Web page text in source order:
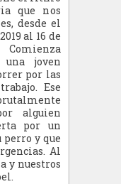
que nos
desde el
al 16 de
una joven
por las
Ese
alguien
por un
perro y que
Al
y nuestros